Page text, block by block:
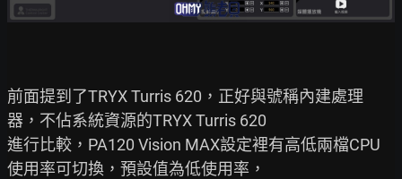
前面提到了TRYX Turris 620，正好與號稱內建處理
器，不佔系統資源的TRYX Turris 620
進行比較，PA120 Vision MAX設定裡有高低兩檔CPU
使用率可切換，預設值為低使用率，